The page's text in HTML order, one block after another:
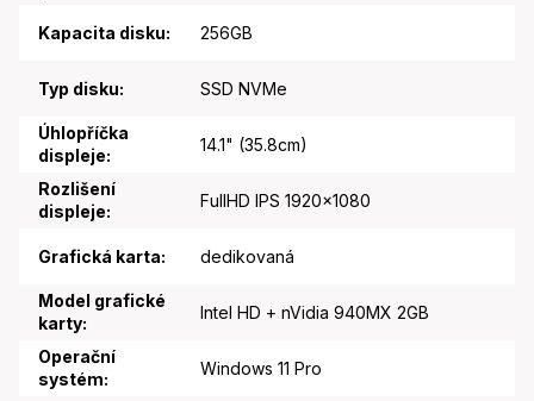
Kapacita disku: 256GB
Typ disku: SSD NVMe
Úhlopříčka
displeje:
14.1" (35.8cm)
Rozlišení
displeje:
FullHD IPS 1920x1080
Grafická karta: dedikovaná
Model grafické
karty:
Intel HD + nVidia 940MX 2GB
Operační
systém:
Windows 11 Pro